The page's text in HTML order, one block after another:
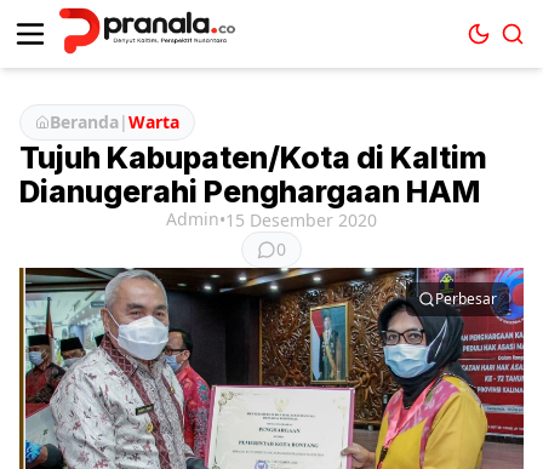
Beranda|Warta
Tujuh Kabupaten/Kota di Kaltim
Dianugerahi Penghargaan HAM
Admin•15 Desember 2020
0
Perbesar